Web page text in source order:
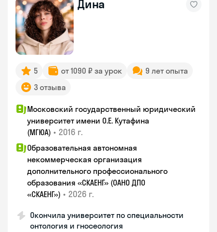
Дина
5 от 1090 ₽ за урок
9 лет опыта
3 отзыва
Московский государственный юридический
университет имени О.Е. Кутафина
(МГЮА) • 2016 г.
Образовательная автономная
некоммерческая организация
дополнительного профессионального
образования «СКАЕНГ» (ОАНО ДПО
«СКАЕНГ») • 2026 г.
Окончила университет по специальности
онтология и гносеология